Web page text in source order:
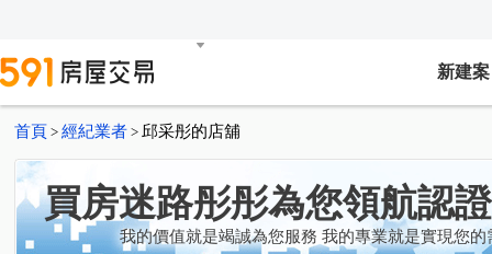
新建案
首頁 > 經紀業者 > 邱采彤的店舖
買房迷路彤彤為您領航認證
我的價值就是竭誠為您服務 我的專業就是實現您的